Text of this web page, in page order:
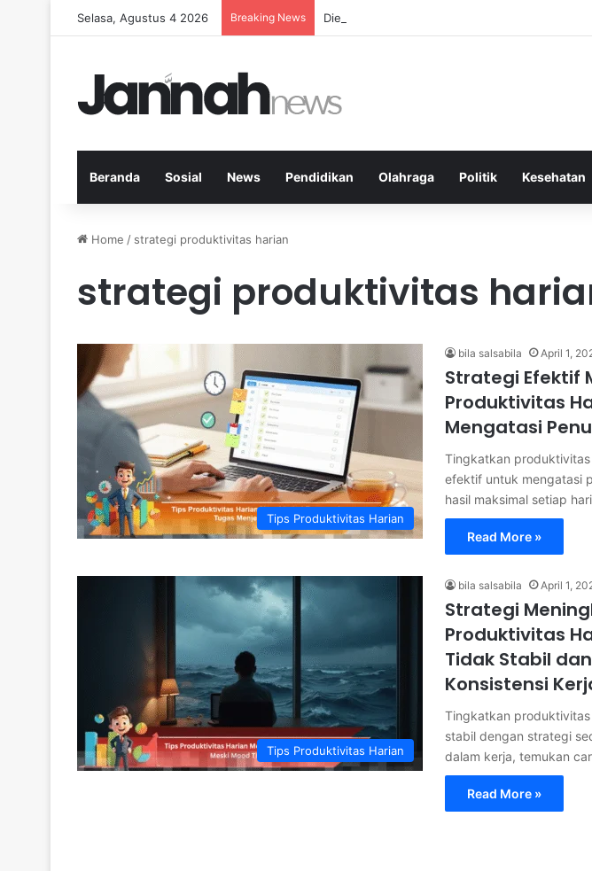
Selasa, Agustus 4 2026 Breaking News Diet Fleksibel Membangun Hubungan Sehat
Beranda Sosial News Pendidikan Olahraga Politik Kesehatan
Home / strategi produktivitas harian
strategi produktivitas
Tips Produktivitas Harian
bila salsabila April 1,
Strategi Efektif
Produktivitas
Mengatasi
Tingkatkan
efektif untuk mengatasi
hasil maksimal setiap
Read More »
Tips Produktivitas Harian
bila salsabila April 1,
Strategi
Produktivitas
Tidak Stabil
Konsistensi
Tingkatkan
stabil dengan strategi
dalam kerja, temukan
Read More »